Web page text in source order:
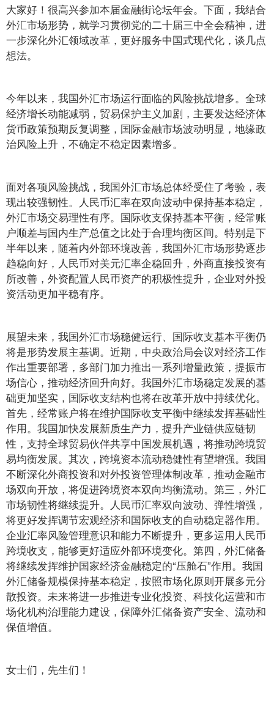
大家好！很高兴参加本届金融街论坛年会。下面，我结合
外汇市场形势，就学习贯彻党的二十届三中全会精神，进
一步深化外汇领域改革，更好服务中国式现代化，谈几点
想法。
今年以来，我国外汇市场运行面临的风险挑战增多。全球
经济增长动能减弱，贸易保护主义加剧，主要发达经济体
货币政策预期反复调整，国际金融市场波动明显，地缘政
治风险上升，不确定不稳定因素增多。
面对各项风险挑战，我国外汇市场总体经受住了考验，表
现出较强韧性。人民币汇率在双向波动中保持基本稳定，
外汇市场交易理性有序。国际收支保持基本平衡，经常账
户顺差与国内生产总值之比处于合理均衡区间。特别是下
半年以来，随着内外部环境改善，我国外汇市场形势逐步
趋稳向好，人民币对美元汇率企稳回升，外商直接投资有
所改善，外资配置人民币资产的积极性提升，企业对外投
资活动更加平稳有序。
展望未来，我国外汇市场稳健运行、国际收支基本平衡仍
将是形势发展主基调。近期，中央政治局会议对经济工作
作出重要部署，多部门加力推出一系列增量政策，提振市
场信心，推动经济回升向好。我国外汇市场稳定发展的基
础更加坚实，国际收支结构也将在改革开放中持续优化。
首先，经常账户将在维护国际收支平衡中继续发挥基础性
作用。我国加快发展新质生产力，提升产业链供应链韧
性，支持全球贸易伙伴共享中国发展机遇，将推动跨境贸
易均衡发展。其次，跨境资本流动稳健性有望增强。我国
不断深化外商投资和对外投资管理体制改革，推动金融市
场双向开放，将促进跨境资本双向均衡流动。第三，外汇
市场韧性将继续提升。人民币汇率双向波动、弹性增强，
将更好发挥调节宏观经济和国际收支的自动稳定器作用。
企业汇率风险管理意识和能力不断提升，更多运用人民币
跨境收支，能够更好适应外部环境变化。第四，外汇储备
将继续发挥维护国家经济金融稳定的“压舱石”作用。我国
外汇储备规模保持基本稳定，按照市场化原则开展多元分
散投资。未来将进一步推进专业化投资、科技化运营和市
场化机构治理能力建设，保障外汇储备资产安全、流动和
保值增值。
女士们，先生们！